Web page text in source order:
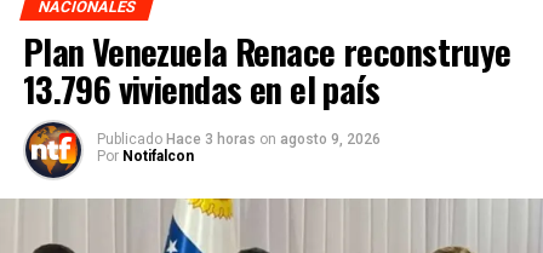
NACIONALES
Plan Venezuela Renace reconstruye
13.796 viviendas en el país
Publicado Hace 3 horas on agosto 9, 2026
Por Notifalcon